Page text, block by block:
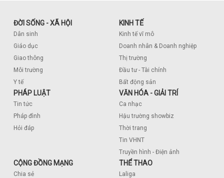
ĐỜI SỐNG - XÃ HỘI
Dân sinh
Giáo dục
Giao thông
Môi trường
Y tế
KINH TẾ
Kinh tế vĩ mô
Doanh nhân & Doanh nghiệp
Thị trường
Đầu tư - Tài chính
Bất động sản
PHÁP LUẬT
Tin tức
Pháp đình
Hỏi đáp
VĂN HÓA - GIẢI TRÍ
Ca nhạc
Hậu trường showbiz
Thời trang
Tin VHNT
Truyền hình - Điện ảnh
CỘNG ĐỒNG MẠNG
Chia sẻ
THỂ THAO
Laliga